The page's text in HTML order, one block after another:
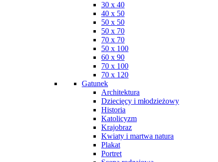
30 x 40
40 x 50
50 x 50
50 x 70
70 x 70
50 x 100
60 x 90
70 x 100
70 x 120
Gatunek
Architektura
Dziecięcy i młodzieżowy
Historia
Katolicyzm
Krajobraz
Kwiaty i martwa natura
Plakat
Portret